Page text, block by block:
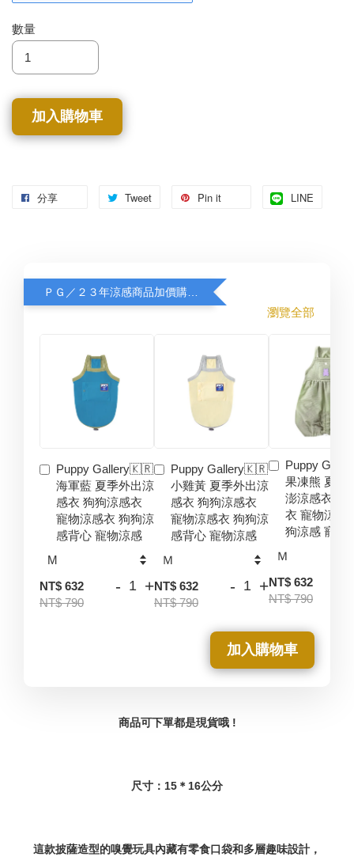
數量
加入購物車
分享 Tweet Pin it LINE
瀏覽全部
Puppy Gallery🇰🇷
海軍藍 夏季外出涼
感衣 狗狗涼感衣
寵物涼感衣 狗狗涼
感背心 寵物涼感
NT$ 632
NT$ 790
- +
Puppy Gallery🇰🇷
小雞黃 夏季外出涼
感衣 狗狗涼感衣
寵物涼感衣 狗狗涼
感背心 寵物涼感
NT$ 632
NT$ 790
- +
Puppy
果凍熊 夏季
澎涼感衣 狗
衣 寵物涼感
狗涼感 寵物
NT$ 632
NT$ 790
加入購物車
商品可下單都是現貨哦 !
尺寸：15＊16公分
這款披薩造型的嗅覺玩具內藏有零食口袋和多層趣味設計，